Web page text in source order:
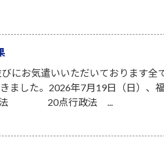
にお気遣いいただいております
ました。2026年7月19日（日）、
。憲法 20点行政法 ...